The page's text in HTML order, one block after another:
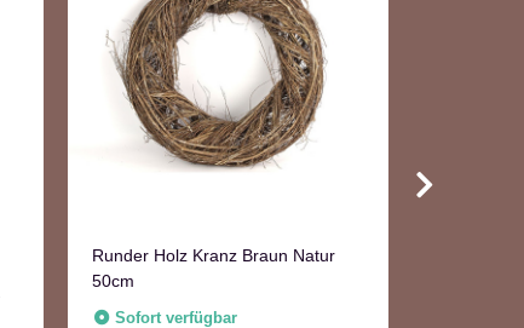
Runder Holz Kranz Braun Natur
50cm
Sofort verfügbar